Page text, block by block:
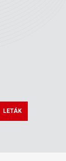
LETÁK